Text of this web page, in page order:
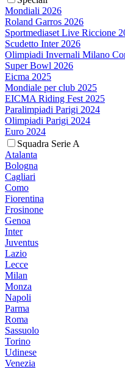
Mondiali 2026
Roland Garros 2026
Sportmediaset Live Riccione
Scudetto Inter 2026
Olimpiadi Invernali Milano
Super Bowl 2026
Eicma 2025
Mondiale per club 2025
EICMA Riding Fest 2025
Paralimpiadi Parigi 2024
Olimpiadi Parigi 2024
Euro 2024
Squadra Serie A
Atalanta
Bologna
Cagliari
Como
Fiorentina
Frosinone
Genoa
Inter
Juventus
Lazio
Lecce
Milan
Monza
Napoli
Parma
Roma
Sassuolo
Torino
Udinese
Venezia